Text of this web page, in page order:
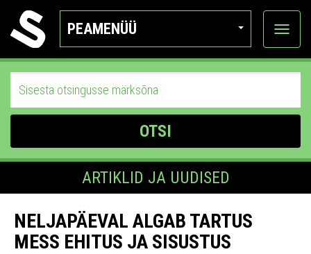
PEAMENÜÜ
Ava
OTSI
ARTIKLID JA UUDISED
NELJAPÄEVAL ALGAB TARTUS
MESS EHITUS JA SISUSTUS